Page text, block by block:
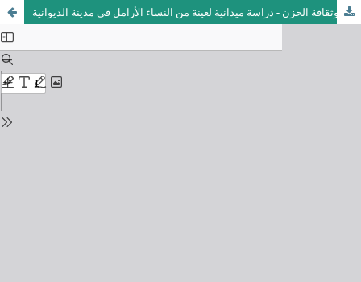
المرأة العراقية وثقافة الحزن - دراسة ميدانية لعينة من النساء الأرامل في مدينة الديوانية